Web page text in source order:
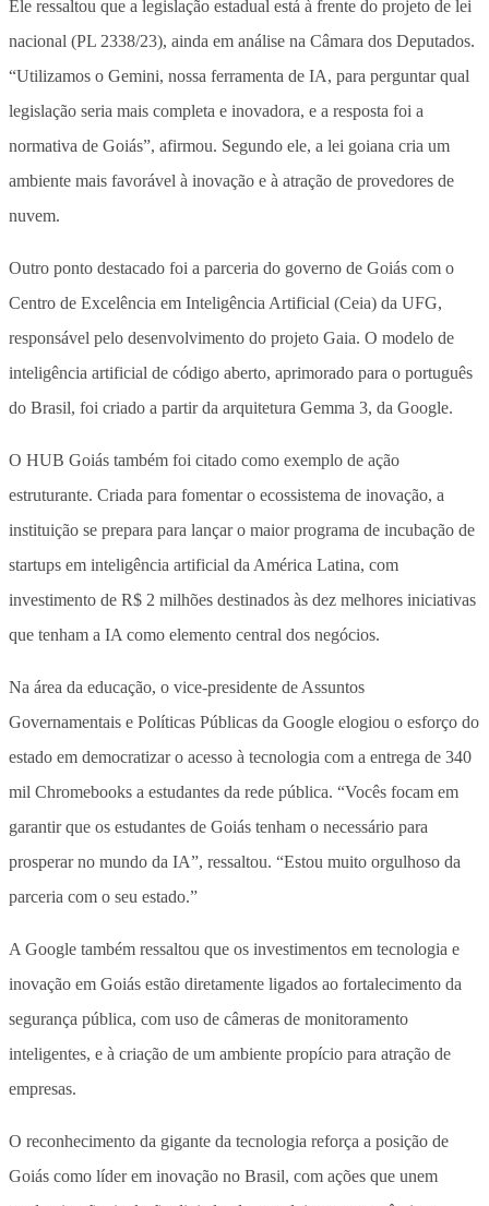
Ele ressaltou que a legislação estadual está à frente do projeto de lei
nacional (PL 2338/23), ainda em análise na Câmara dos Deputados.
“Utilizamos o Gemini, nossa ferramenta de IA, para perguntar qual
legislação seria mais completa e inovadora, e a resposta foi a
normativa de Goiás”, afirmou. Segundo ele, a lei goiana cria um
ambiente mais favorável à inovação e à atração de provedores de
nuvem.
Outro ponto destacado foi a parceria do governo de Goiás com o
Centro de Excelência em Inteligência Artificial (Ceia) da UFG,
responsável pelo desenvolvimento do projeto Gaia. O modelo de
inteligência artificial de código aberto, aprimorado para o português
do Brasil, foi criado a partir da arquitetura Gemma 3, da Google.
O HUB Goiás também foi citado como exemplo de ação
estruturante. Criada para fomentar o ecossistema de inovação, a
instituição se prepara para lançar o maior programa de incubação de
startups em inteligência artificial da América Latina, com
investimento de R$ 2 milhões destinados às dez melhores iniciativas
que tenham a IA como elemento central dos negócios.
Na área da educação, o vice-presidente de Assuntos
Governamentais e Políticas Públicas da Google elogiou o esforço do
estado em democratizar o acesso à tecnologia com a entrega de 340
mil Chromebooks a estudantes da rede pública. “Vocês focam em
garantir que os estudantes de Goiás tenham o necessário para
prosperar no mundo da IA”, ressaltou. “Estou muito orgulhoso da
parceria com o seu estado.”
A Google também ressaltou que os investimentos em tecnologia e
inovação em Goiás estão diretamente ligados ao fortalecimento da
segurança pública, com uso de câmeras de monitoramento
inteligentes, e à criação de um ambiente propício para atração de
empresas.
O reconhecimento da gigante da tecnologia reforça a posição de
Goiás como líder em inovação no Brasil, com ações que unem